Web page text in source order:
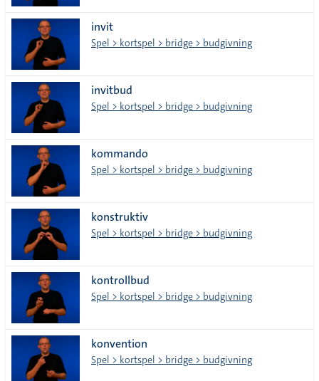
invit
Spel > kortspel > bridge > budgivning
invitbud
Spel > kortspel > bridge > budgivning
kommando
Spel > kortspel > bridge > budgivning
konstruktiv
Spel > kortspel > bridge > budgivning
kontrollbud
Spel > kortspel > bridge > budgivning
konvention
Spel > kortspel > bridge > budgivning